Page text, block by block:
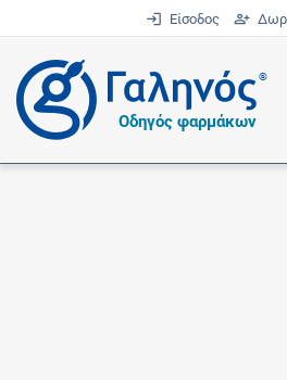
Είσοδος
®
Οδηγός φαρμάκων